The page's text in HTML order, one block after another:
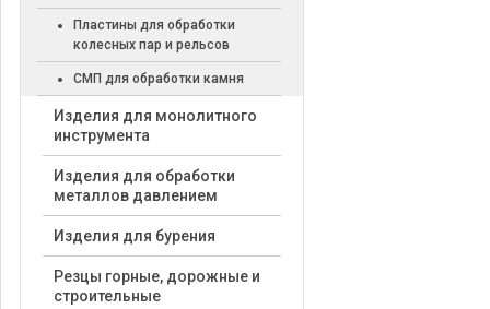
Пластины для обработки
колесных пар и рельсов
СМП для обработки камня
Изделия для монолитного
инструмента
Изделия для обработки
металлов давлением
Изделия для бурения
Резцы горные, дорожные и
строительные